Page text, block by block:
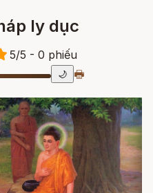
ly dục
5/5 - 0 phiếu
🌙 🖶